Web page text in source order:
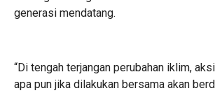
generasi mendatang.
“Di tengah terjangan perubahan iklim,
apa pun jika dilakukan bersama akan